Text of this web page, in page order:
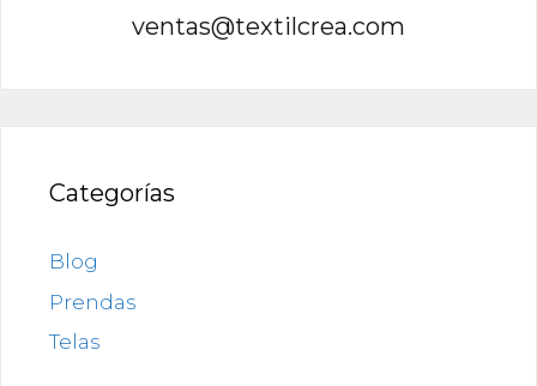
ventas@textilcrea.com
Categorías
Blog
Prendas
Telas